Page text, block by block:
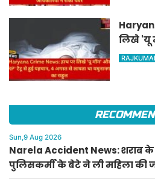
लिखे 'यू
पहचान,
Sun,9 Aug 2026
Narela Accident News: शराब के
पुलिसकर्मी के बेटे ने ली महिला की
बरामद